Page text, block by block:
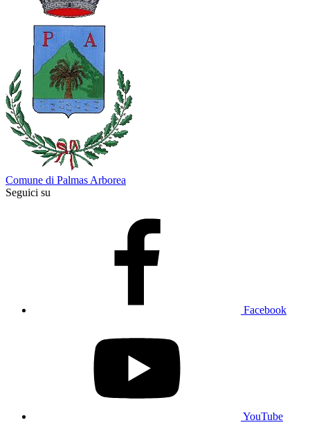
Comune di Palmas Arborea
Seguici su
Facebook
YouTube